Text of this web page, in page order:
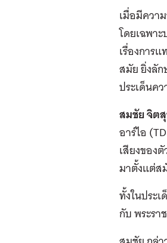
เมื่อมีควา
โดยเฉพา
เรื่องการ
สมัย ยิ่งลั
ประเด็นค
สมชัย จิต
อาร์ไอ
เสียงของ
มาตั้งแต่ส
ทั้งในประ
กับ พระร